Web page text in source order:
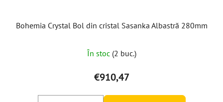
Bohemia Crystal Bol din cristal Sasanka Albastră 280mm
În stoc (2 buc.)
€910,47